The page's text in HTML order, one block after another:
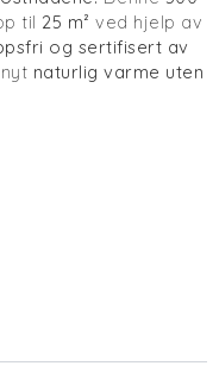
til 25 m² ved hjelp av
og sertifisert av
naturlig varme uten